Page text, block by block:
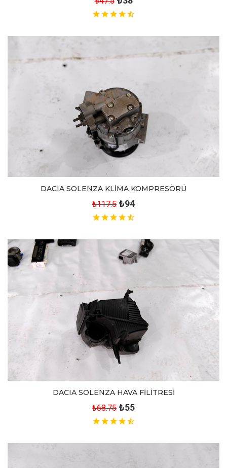
DACIA SOLENZA KLİMA KOMPRESÖRÜ
₺117.5 ₺94
DACIA SOLENZA HAVA FİLİTRESİ
₺68.75 ₺55